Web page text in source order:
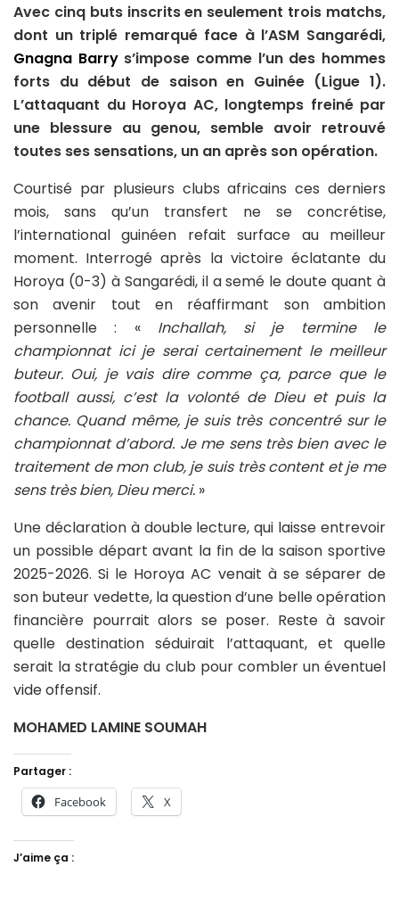
Avec cinq buts inscrits en seulement trois matchs,
dont un triplé remarqué face à l’ASM Sangarédi,
Gnagna Barrys’impose comme l’un des hommes
forts du début de saison en Guinée (Ligue 1).
L’attaquant du Horoya AC, longtemps freiné par
une blessure au genou, semble avoir retrouvé
toutes ses sensations, un an après son opération.
Courtisé par plusieurs clubs africains ces derniers
mois, sans qu’un transfert ne se concrétise,
l’international guinéen refait surface au meilleur
moment. Interrogé après la victoire éclatante du
Horoya (0-3) à Sangarédi, il a semé le doute quant à
son avenir tout en réaffirmant son ambition
personnelle : « Inchallah, si je termine le
championnat ici je serai certainement le meilleur
buteur. Oui, je vais dire comme ça, parce que le
football aussi, c’est la volonté de Dieu et puis la
chance. Quand même, je suis très concentré sur le
championnat d’abord. Je me sens très bien avec le
traitement de mon club, je suis très content et je me
sens très bien, Dieu merci. »
Une déclaration à double lecture, qui laisse entrevoir
un possible départ avant la fin de la saison sportive
2025-2026. Si le Horoya AC venait à se séparer de
son buteur vedette, la question d’une belle opération
financière pourrait alors se poser. Reste à savoir
quelle destination séduirait l’attaquant, et quelle
serait la stratégie du club pour combler un éventuel
vide offensif.
MOHAMED LAMINE SOUMAH
Partager :
Facebook X
J’aime ça :